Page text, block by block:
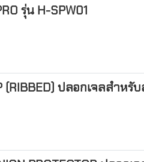
รุ่น H-SPW01
(RIBBED) ปลอกเจลสำ